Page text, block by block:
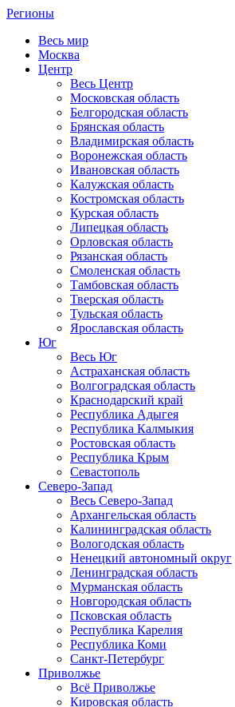
Регионы
Весь мир
Москва
Центр
Весь Центр
Московская область
Белгородская область
Брянская область
Владимирская область
Воронежская область
Ивановская область
Калужская область
Костромская область
Курская область
Липецкая область
Орловская область
Рязанская область
Смоленская область
Тамбовская область
Тверская область
Тульская область
Ярославская область
Юг
Весь Юг
Астраханская область
Волгоградская область
Краснодарский край
Республика Адыгея
Республика Калмыкия
Ростовская область
Республика Крым
Севастополь
Северо-Запад
Весь Северо-Запад
Архангельская область
Калининградская область
Вологодская область
Ненецкий автономный округ
Ленинградская область
Мурманская область
Новгородская область
Псковская область
Республика Карелия
Республика Коми
Санкт-Петербург
Приволжье
Всё Приволжье
Кировская область